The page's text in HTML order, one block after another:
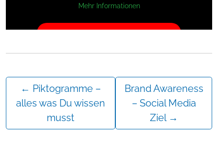
Mehr Informationen
Erforderlichen Service akzeptieren und
← Piktogramme –
alles was Du wissen
musst
Brand Awareness
– Social Media
Ziel →